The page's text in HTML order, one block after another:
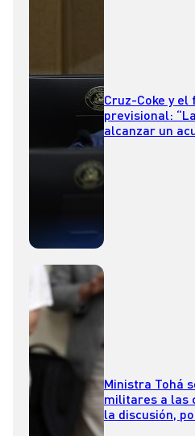
Cruz-Coke y
previsional:
alcanzar un
Ministra Tohá
militares a las
la discusión,